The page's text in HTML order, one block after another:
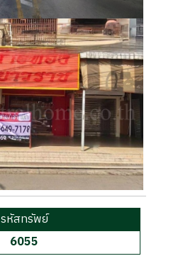
รหัสทรัพย์
6055